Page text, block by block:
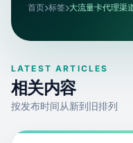
首页 标签 大流量卡代理渠
LATEST ARTICLES
相关内容
按发布时间从新到旧排列